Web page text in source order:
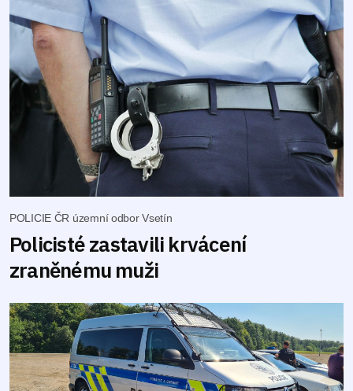
POLICIE ČR územní odbor Vsetín
Policisté zastavili krvácení
zraněnému muži